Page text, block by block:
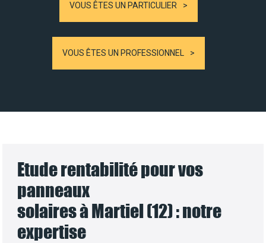
VOUS ÊTES UN PARTICULIER
VOUS ÊTES UN PROFESSIONNEL
Etude rentabilité pour vos
panneaux
solaires à Martiel (12) : notre
expertise